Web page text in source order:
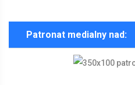
Patronat medialny nad: